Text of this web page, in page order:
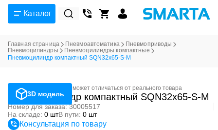
Каталог
Главная страница Пневмоавтоматика
Пневмоприводы
Пневмоцилиндры
Пневмоцилиндры компактные
Пневмоцилиндр компактный SQN32x65-S-M
3D модель
Фотография может отличаться от реального товара
Пневмоцилиндр компактный SQN32x65-S-M
Номер для заказа: 30005517
На складе: 0 штВ пути: 0 шт
Консультация по товару